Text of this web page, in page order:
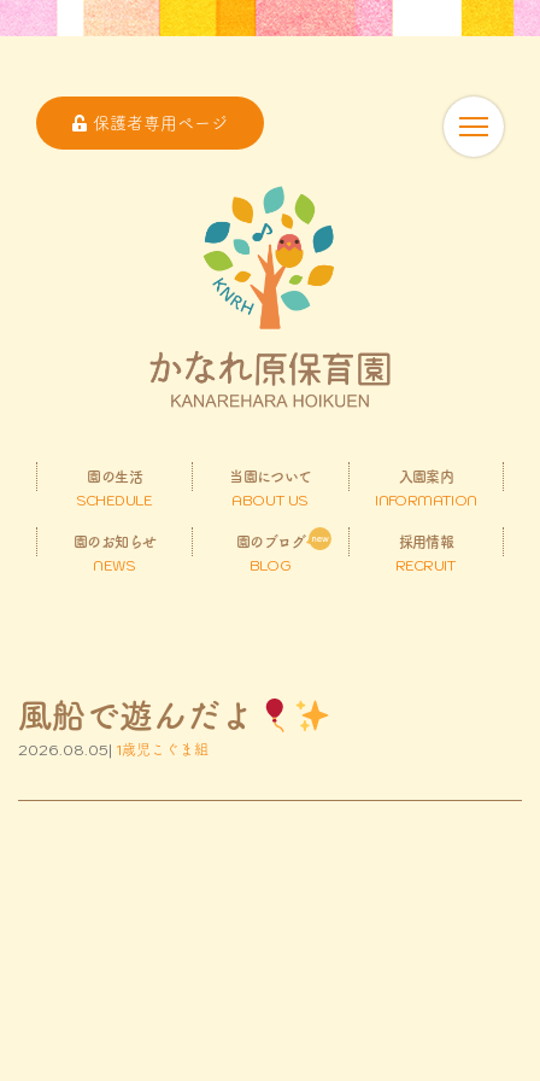
保護者専用ページ
園の生活
SCHEDULE
当園について
ABOUT US
入園案内
INFORMATION
園のお知らせ
NEWS
園のブログ
BLOG
採用情報
RECRUIT
風船で遊んだよ
2026.08.05| 1歳児こぐま組